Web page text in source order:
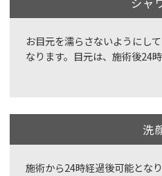
お目元を濡らさないようにし
なります。目元は、施術後24
洗
施術から24時経過後可能となり